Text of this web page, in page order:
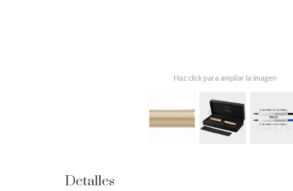
Haz click para ampliar la imagen
Detalles